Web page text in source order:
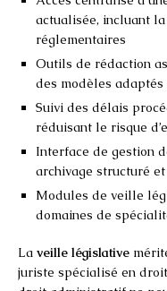
actualisée, incluant
réglementaires
Outils de rédaction
des modèles
Suivi des délais
réduisant le risque
Interface de gestion
archivage structuré
Modules de veille
domaines de
La veille législative
juriste spécialisé en